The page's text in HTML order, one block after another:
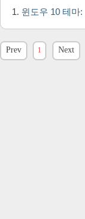
윈도우 10 테마:
Prev 1 Next